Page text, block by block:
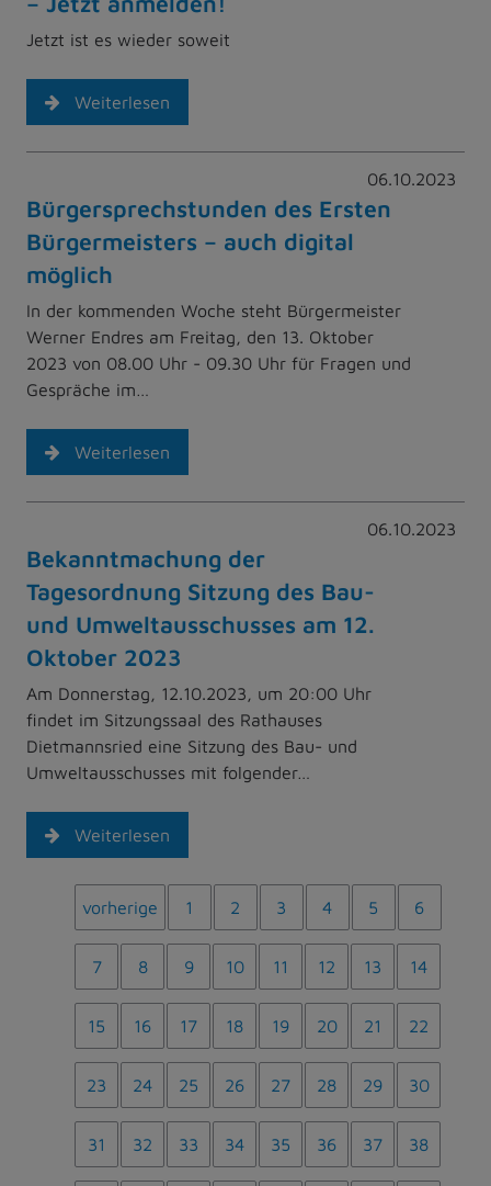
Jetzt ist es wieder soweit
Weiterlesen
06.10.2023
Bürgersprechstunden des Ersten
Bürgermeisters – auch digital
möglich
In der kommenden Woche steht Bürgermeister
Werner Endres am Freitag, den 13. Oktober
2023 von 08.00 Uhr - 09.30 Uhr für Fragen und
Gespräche im…
Weiterlesen
06.10.2023
Bekanntmachung der
Tagesordnung Sitzung des Bau-
und Umweltausschusses am 12.
Oktober 2023
Am Donnerstag, 12.10.2023, um 20:00 Uhr
findet im Sitzungssaal des Rathauses
Dietmannsried eine Sitzung des Bau- und
Umweltausschusses mit folgender…
Weiterlesen
vorherige 1 2 3 4 5 6
7 8 9 10 11 12 13 14
15 16 17 18 19 20 21 22
23 24 25 26 27 28 29 30
31 32 33 34 35 36 37 38